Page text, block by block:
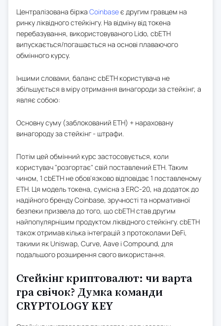
Централізована біржа Coinbaseє другим гравцем на
ринку ліквідного стейкінгу. На відміну від токена
перебазування, використовуваного Lido, cbETH
випускається/погашається на основі плаваючого
обмінного курсу.
Іншими словами, баланс cbETH користувача не
збільшується в міру отримання винагороди за стейкінг, а
являє собою:
Основну суму (заблокований ETH) + нараховану
винагороду за стейкінг - штрафи.
Потім цей обмінний курс застосовується, коли
користувач "розгортає" свій поставлений ETH. Таким
чином, 1 cbETH не обов'язково відповідає 1 поставленому
ETH. Ця модель токена, сумісна з ERC-20, на додаток до
надійного бренду Coinbase, зручності та нормативної
безпеки призвела до того, що cbETH став другим
найпопулярнішим продуктом ліквідного стейкінгу. cbETH
також отримав кілька інтеграцій з протоколами DeFi,
такими як Uniswap, Curve, Aave і Compound, для
подальшого розширення свого використання.
Стейкінг криптовалют: чи варта
гра свічок? Думка команди
CRYPTOLOGY KEY